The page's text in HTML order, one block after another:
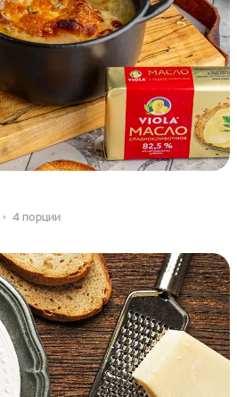
4 порции